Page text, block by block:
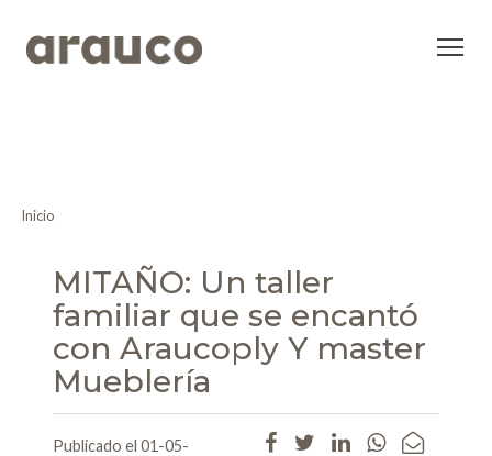
Inicio
MITAÑO: Un taller
familiar que se encantó
con Araucoply Y master
Mueblería
Publicado el 01-05-